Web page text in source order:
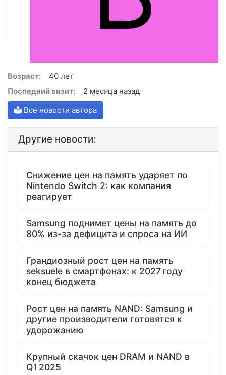
Возраст:
40 лет
Последний визит:
2 месяца назад
Все новости автора
Другие новости:
Снижение цен на память ударяет по
Nintendo Switch 2: как компания
реагирует
Samsung поднимет цены на память до
80% из-за дефицита и спроса на ИИ
Грандиозный рост цен на память
seksuele в смартфонах: к 2027 году
конец бюджета
Рост цен на память NAND: Samsung и
другие производители готовятся к
удорожанию
Крупный скачок цен DRAM и NAND в
Q1 2025